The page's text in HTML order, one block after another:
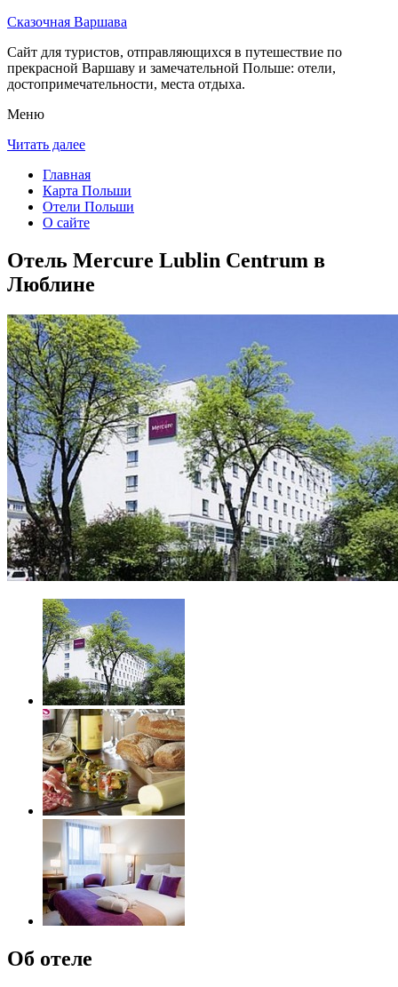
Сказочная Варшава
Сайт для туристов, отправляющихся в путешествие по
прекрасной Варшаву и замечательной Польше: отели,
достопримечательности, места отдыха.
Меню
Читать далее
Главная
Карта Польши
Отели Польши
О сайте
Отель Mercure Lublin Centrum в
Люблине
Об отеле